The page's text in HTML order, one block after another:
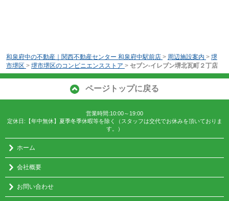
和泉府中の不動産｜関西不動産センター 和泉府中駅前店 > 周辺施設案内 > 堺
市堺区 > 堺市堺区のコンビニエンスストア > セブン-イレブン堺北瓦町２丁店
ページトップに戻る
営業時間:10:00～19:00
定休日:【年中無休】夏季冬季休暇等を除く（スタッフは交代でお休みを頂いておりま
す。）
ホーム
会社概要
お問い合わせ